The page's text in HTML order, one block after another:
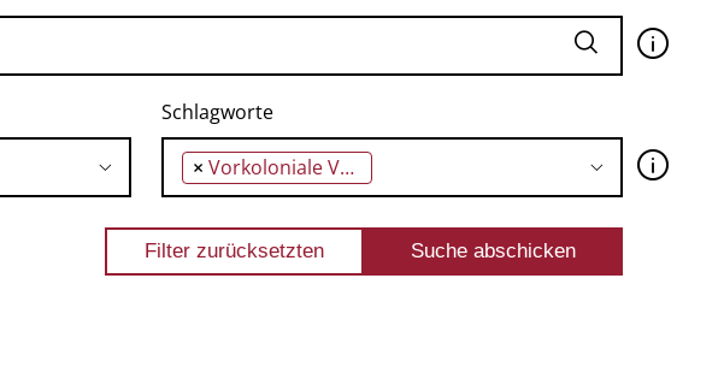
🛈
Schlagworte
× Vorkoloniale Vergangenheit 🛈